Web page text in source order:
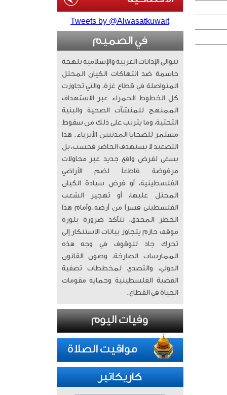
Tweets by @Alwasatkuwait
في الصميم
تتوالى الإدانات العربية والإسلامية بلهجة
حاسمة ضد انتهاكات الكيان المحتل
المتواصلة في قطاع غزة، والتي تجاوزت
كل الخطوط الحمراء عبر الاستهداف
الممنهج للمنشآت الصحية والبنية
التحتية، وما يترتب على ذلك من سقوط
مستمر للضحايا المدنيين الأبرياء. ​ هذا
التصعيد لا يستهدف الحاضر فحسب، بل
يسعى لفرض واقع جديد عبر محاولات
مرفوضة قاطعاً لضم الأراضي
الفلسطينية، أو فرض سيادة الكيان
المحتل عليها، أو تهجير الشعب
الفلسطيني قسراً من أرضه. ​وأمام هذا
الخطر المحدق، تتأكد ضرورة بلورة
موقف حازم يتجاوز بيانات الاستنكار إلى
تحرك جاد للوقوف في وجه هذه
الممارسات الصارخة، وصون القانون
الدولي، والتصدي لمخططات تصفية
القضية الفلسطينية وحماية مقومات
الحياة في القطاع.
كاريكاتير